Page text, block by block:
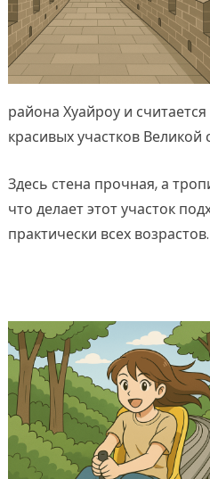
района Хуайроу и
красивых участков Великой
Здесь стена прочная, а
что делает этот участок
практически всех возрастов.